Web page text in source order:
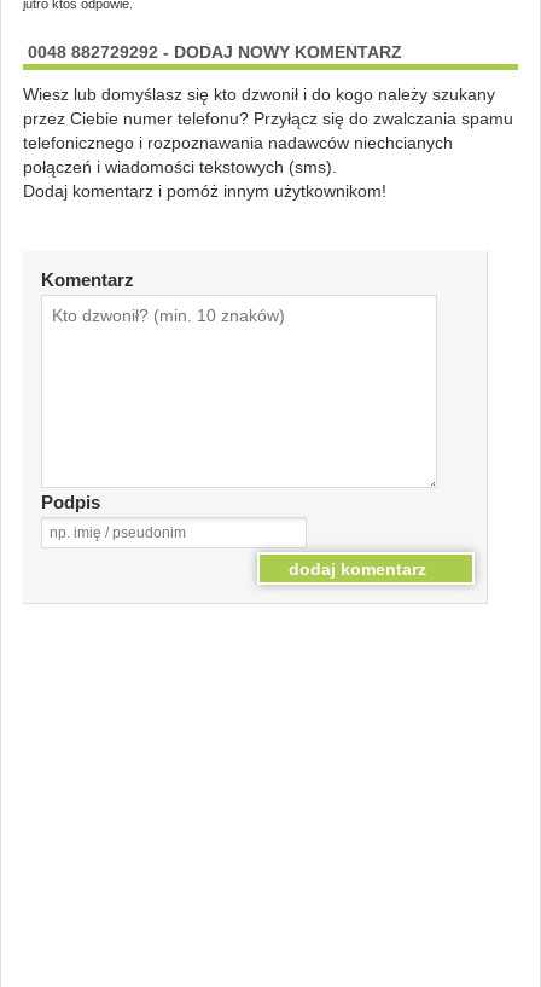
jutro ktoś odpowie.
0048 882729292 - DODAJ NOWY KOMENTARZ
Wiesz lub domyślasz się kto dzwonił i do kogo należy szukany
przez Ciebie numer telefonu? Przyłącz się do zwalczania spamu
telefonicznego i rozpoznawania nadawców niechcianych
połączeń i wiadomości tekstowych (sms).
Dodaj komentarz i pomóż innym użytkownikom!
Komentarz
Podpis